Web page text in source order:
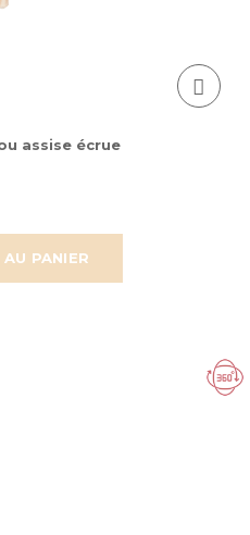
PANIER
assise écrue